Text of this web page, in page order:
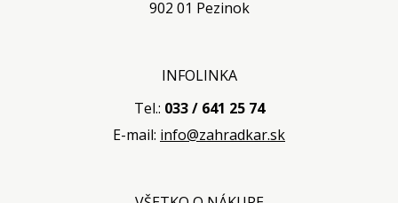
902 01 Pezinok
INFOLINKA
Tel.: 033 / 641 25 74
E-mail: info@zahradkar.sk